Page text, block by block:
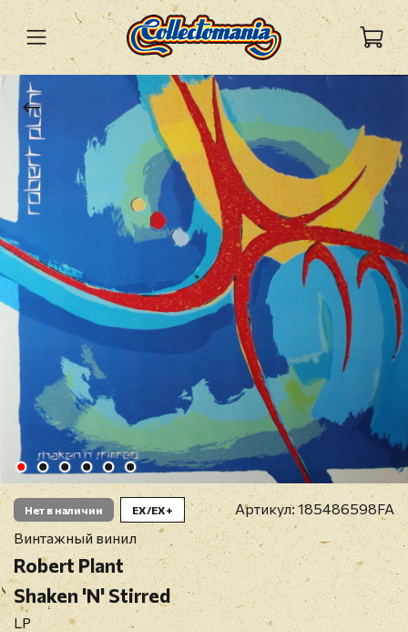
Нет в наличии EX/EX+ Артикул:185486598FA
Винтажный винил
Robert Plant
Shaken 'N' Stirred
LP